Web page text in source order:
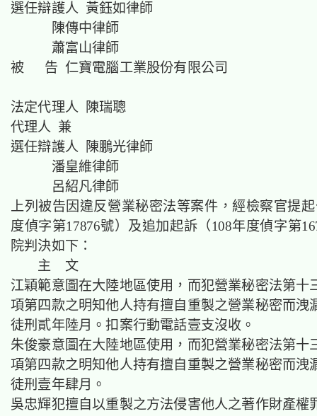
選任辯護人 黃鈺如律師
陳傳中律師
蕭富山律師
被 告 仁寶電腦工業股份有限公司
法定代理人 陳瑞聰
代理人 兼
選任辯護人 陳鵬光律師
潘皇維律師
呂紹凡律師
上列被告因違反營業秘密法等案件，經檢察官提
度偵字第17876號）及追加起訴（108年度偵字第
院判決如下：
主 文
江穎範意圖在大陸地區使用，而犯營業秘密法第十
項第四款之明知他人持有擅自重製之營業秘密而洩
徒刑貳年陸月。扣案行動電話壹支沒收。
朱俊豪意圖在大陸地區使用，而犯營業秘密法第十
項第四款之明知他人持有擅自重製之營業秘密而洩
徒刑壹年肆月。
吳忠輝犯擅自以重製之方法侵害他人之著作財產權